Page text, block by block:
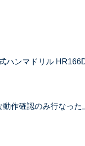
ハンマドリル
作確認のみ行なった